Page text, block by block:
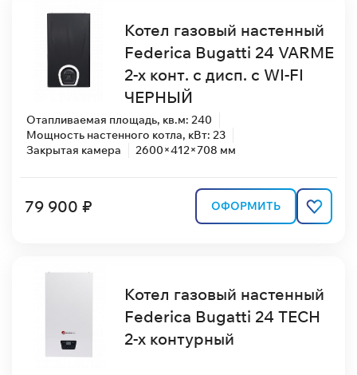
Котел газовый настенный
Federica Bugatti 24 VARME
2-х конт. с дисп. с WI-FI
ЧЕРНЫЙ
Отапливаемая площадь, кв.м: 240
Мощность настенного котла, кВт: 23
Закрытая камера
2600×412×708 мм
79 900 ₽ ОФОРМИТЬ
Котел газовый настенный
Federica Bugatti 24 TECH
2-х контурный